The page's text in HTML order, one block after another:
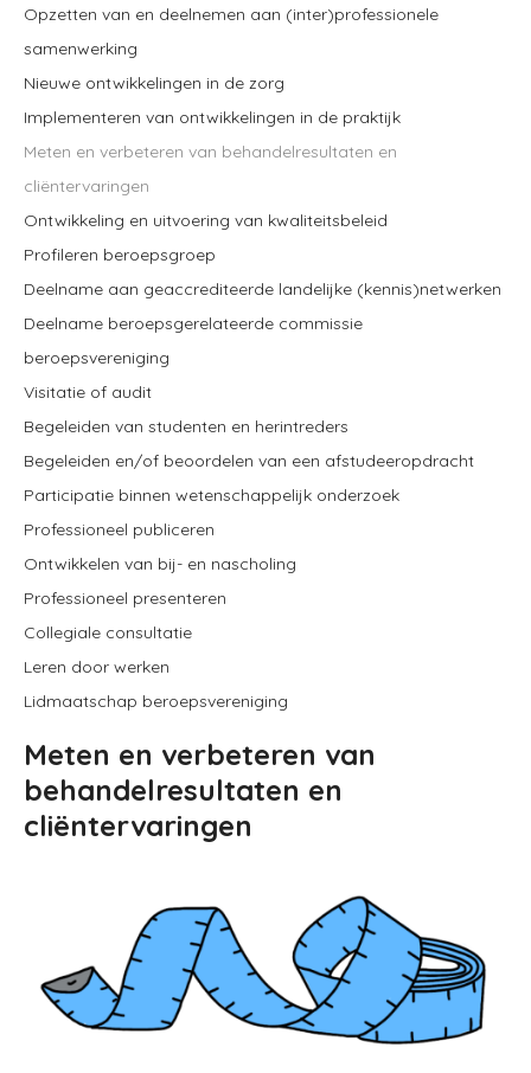
Opzetten van en deelnemen aan (inter)professionele
samenwerking
Nieuwe ontwikkelingen in de zorg
Implementeren van ontwikkelingen in de praktijk
Meten en verbeteren van behandelresultaten en
cliëntervaringen
Ontwikkeling en uitvoering van kwaliteitsbeleid
Profileren beroepsgroep
Deelname aan geaccrediteerde landelijke (kennis)netwerken
Deelname beroepsgerelateerde commissie
beroepsvereniging
Visitatie of audit
Begeleiden van studenten en herintreders
Begeleiden en/of beoordelen van een afstudeeropdracht
Participatie binnen wetenschappelijk onderzoek
Professioneel publiceren
Ontwikkelen van bij- en nascholing
Professioneel presenteren
Collegiale consultatie
Leren door werken
Lidmaatschap beroepsvereniging
Meten en verbeteren van
behandelresultaten en
cliëntervaringen